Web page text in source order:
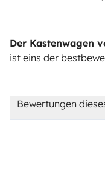
Der Kastenwagen
ist eins der
Bewertungen